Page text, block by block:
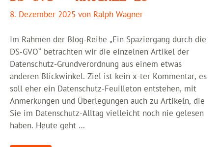
8. Dezember 2025 von Ralph Wagner
Im Rahmen der Blog-Reihe „Ein Spaziergang durch die
DS-GVO“ betrachten wir die einzelnen Artikel der
Datenschutz-Grundverordnung aus einem etwas
anderen Blickwinkel. Ziel ist kein x-ter Kommentar, es
soll eher ein Datenschutz-Feuilleton entstehen, mit
Anmerkungen und Überlegungen auch zu Artikeln, die
Sie im Datenschutz-Alltag vielleicht noch nie gelesen
haben. Heute geht …